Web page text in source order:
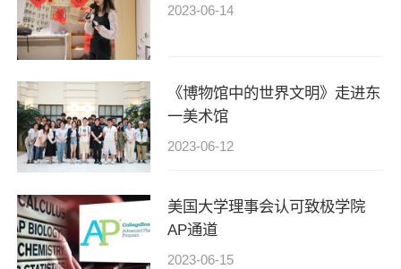
2023-06-14
《博物馆中的世界文明》走进东
一美术馆
2023-06-12
美国大学理事会认可致极学院
AP通道
2023-06-15